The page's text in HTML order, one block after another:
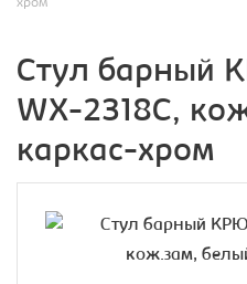
хром
Стул барный
WX-2318C,
каркас-хром